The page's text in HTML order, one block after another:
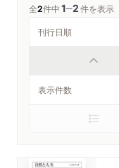
全2件中1─2件を表示